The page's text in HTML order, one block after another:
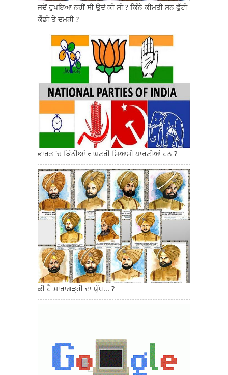
ਜਦੋਂ ਰੁਪਇਆ ਨਹੀਂ ਸੀ ਉਦੋਂ ਕੀ ਸੀ ? ਕਿੰਨੇ ਕੀਮਤੀ ਸਨ ਫੁੱਟੀ
ਕੌਡੀ ਤੇ ਦਮੜੀ ?
ਭਾਰਤ 'ਚ ਕਿੰਨੀਆਂ ਰਾਸ਼ਟਰੀ ਸਿਆਸੀ ਪਾਰਟੀਆਂ ਹਨ ?
ਕੀ ਹੈ ਸਾਰਾਗੜ੍ਹੀ ਦਾ ਯੁੱਧ... ?